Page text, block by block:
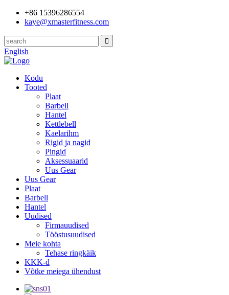
+86 15396286554
kaye@xmasterfitness.com
English
Kodu
Tooted
Plaat
Barbell
Hantel
Kettlebell
Kaelarihm
Rigid ja nagid
Pingid
Aksessuaarid
Uus Gear
Uus Gear
Plaat
Barbell
Hantel
Uudised
Firmauudised
Tööstusuudised
Meie kohta
Tehase ringkäik
KKK-d
Võtke meiega ühendust